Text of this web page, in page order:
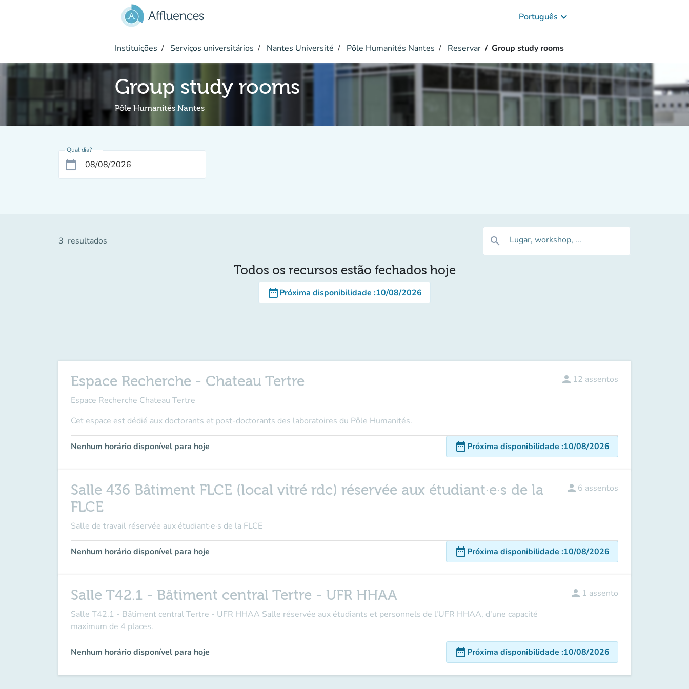
Português keyboard_arrow_down
Instituições Serviços universitários Nantes Université Pôle Humanités Nantes Reservar Group study rooms
Group study rooms
Pôle Humanités Nantes
Qual dia?
calendar_today
3 resultados search Lugar, workshop, ...
Todos os recursos estão fechados hoje
date_rangePróxima disponibilidade :10/08/2026
Espace Recherche - Chateau Tertre
Espace Recherche Chateau Tertre
Cet espace est dédié aux doctorants et post-doctorants des laboratoires du Pôle Humanités.
person 12 assentos
Nenhum horário disponível para hoje date_rangePróxima disponibilidade :10/08/2026
Salle 436 Bâtiment FLCE (local vitré rdc) réservée aux étudiant·e·s de la
FLCE
Salle de travail réservée aux étudiant·e·s de la FLCE
person 6 assentos
Nenhum horário disponível para hoje date_rangePróxima disponibilidade :10/08/2026
Salle T42.1 - Bâtiment central Tertre - UFR HHAA
Salle T42.1 - Bâtiment central Tertre - UFR HHAA Salle réservée aux étudiants et personnels de l'UFR HHAA, d'une capacité
maximum de 4 places.
person 1 assento
Nenhum horário disponível para hoje date_rangePróxima disponibilidade :10/08/2026